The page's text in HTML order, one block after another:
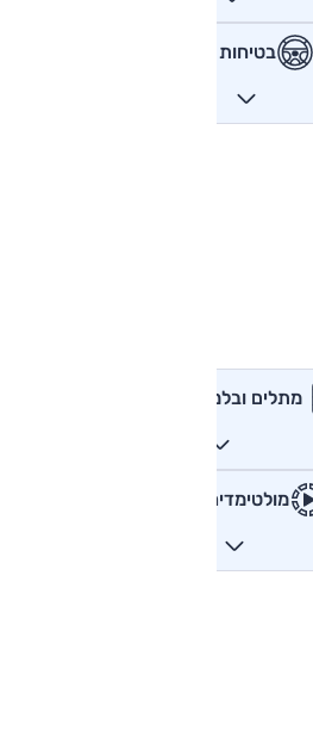
בטיחות
מתלים ובלמים
מולטימדיה